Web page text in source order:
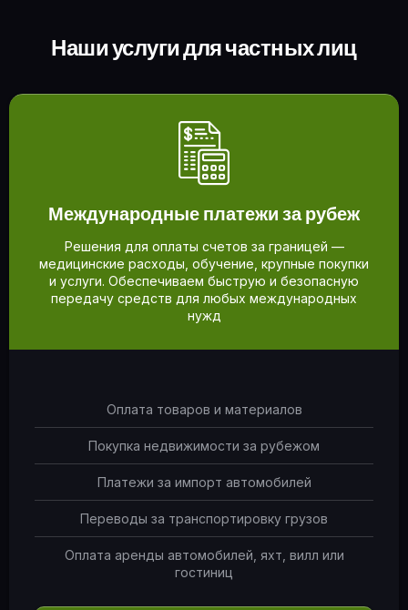
Наши услуги для частных лиц
Международные платежи за рубеж
Решения для оплаты счетов за границей —
медицинские расходы, обучение, крупные покупки
и услуги. Обеспечиваем быструю и безопасную
передачу средств для любых международных
нужд
Оплата товаров и материалов
Покупка недвижимости за рубежом
Платежи за импорт автомобилей
Переводы за транспортировку грузов
Оплата аренды автомобилей, яхт, вилл или
гостиниц